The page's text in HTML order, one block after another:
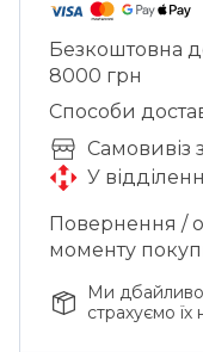
Безкоштовна
8000 грн
Способи
Cамовивіз
У
Повернення /
моменту
Ми дбайливо
страхуємо їх